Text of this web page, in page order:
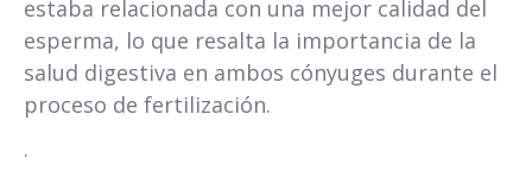
estaba relacionada con una mejor calidad del
esperma, lo que resalta la importancia de la
salud digestiva en ambos cónyuges durante el
proceso de fertilización​.
.